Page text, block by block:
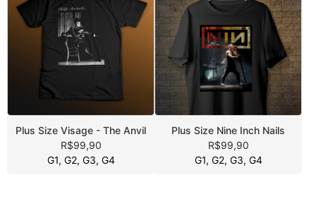
Plus Size Visage - The Anvil
R$99,90
G1, G2, G3, G4
Plus Size Nine Inch Nails
R$99,90
G1, G2, G3, G4